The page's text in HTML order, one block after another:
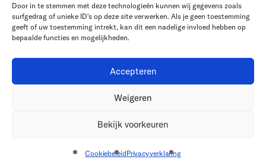
Door in te stemmen met deze technologieën kunnen wij gegevens zoals
surfgedrag of unieke ID's op deze site verwerken. Als je geen toestemming
geeft of uw toestemming intrekt, kan dit een nadelige invloed hebben op
bepaalde functies en mogelijkheden.
Accepteren
Weigeren
Bekijk voorkeuren
CookiebeleidPrivacyverklaring